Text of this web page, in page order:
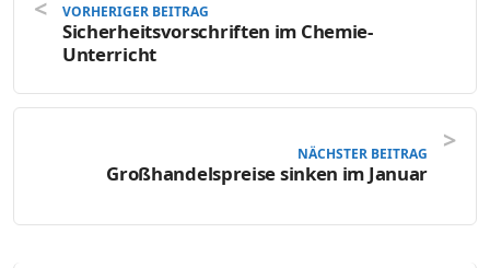
VORHERIGER BEITRAG
Sicherheitsvorschriften im Chemie-
Unterricht
NÄCHSTER BEITRAG
Großhandelspreise sinken im Januar